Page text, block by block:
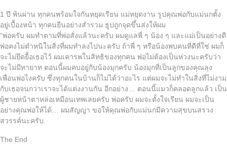
1 ปี พ้นผ่าน ทุกคนพร้อมใจกันหยุดเรียน แม่หยุดงาน รูปคุณพ่อกับแม่นกตั้ง
อยู่เบื้องหน้า ทุกคนยืนอย่างสำรวม ธูปถูกจุดขึ้นส่งให้ผม
“พ่อครับ ผมทำตามที่พ่อสั่งแล้วนะครับ ผมดูแลพี่ ๆ น้อง ๆ และแม่เป็นอย่างดี
พ่อคงไม่ตำหนิในสิ่งที่ผมทำลงไปนะครับ ถ้าพี่ ๆ หรือน้องพบคนที่ดีที่ใช่ ผมก็
จะไม่ยึดยื้อเธอไว้ ผมเคารพในสิทธิของทุกคน พ่อไม่ต้องเป็นห่วงนะครับว่า
จะไม่มีทายาท ตอนนี้ผมคบอยู่กับน้องมุกครับ น้องมุกที่เป็นลูกของคุณลุง
เพื่อนพ่อไงครับ ซึ่งทุกคนในบ้านก็ไม่ได้ว่าอะไร แต่ผมจะไม่ทำในสิ่งที่ไม่งาม
กับเธอจนกว่าเราจะได้แต่งงานกัน อีกอย่าง… ตอนนี้แมวก็คลอดลูกแล้ว เป็น
ผู้ชายหน้าตาหล่อเหมือนเทพเลยครับ พ่อครับ ผมจะตั้งใจเรียน ผมจะเป็น
อย่างคุณพ่อให้ได้… ผมสัญญา ขอให้คุณพ่อกับแม่นกมีความสุขบนสรวง
สวรรค์นะครับ.
The End